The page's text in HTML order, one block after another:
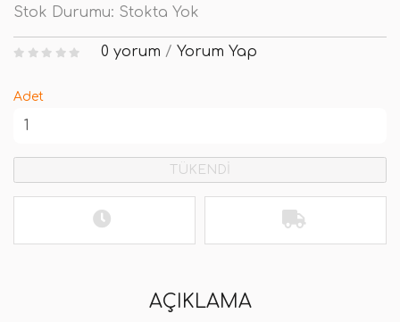
Stok Durumu: Stokta Yok
0 yorum / Yorum Yap
Adet
TÜKENDİ
AÇIKLAMA